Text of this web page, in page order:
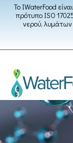
Το IWaterFood
πρότυπο ISO 17025
νερού,